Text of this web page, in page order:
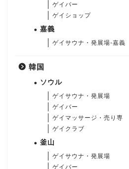
ゲイバー
ゲイショップ
嘉義
ゲイサウナ・発展場-嘉義
韓国
ソウル
ゲイサウナ・発展場
ゲイバー
ゲイマッサージ・売り専
ゲイクラブ
釜山
ゲイサウナ・発展場
ゲイバー